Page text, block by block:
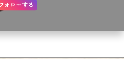
フォローする